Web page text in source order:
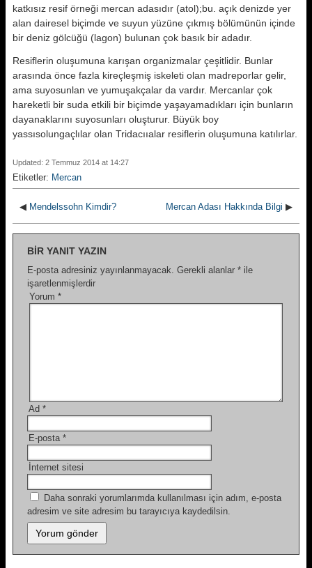
katkısız resif örneği mercan adasıdır (atol);bu. açık denizde yer
alan dairesel biçimde ve suyun yüzü­ne çıkmış bölümünün içinde
bir deniz gölcüğü (lagon) bulunan çok basık bir adadır.
Resiflerin oluşumuna karışan organiz­malar çeşitlidir. Bunlar
arasında ön­ce fazla kireçleşmiş iskeleti olan madreporlar gelir,
ama suyosunlan ve yu­muşakçalar da vardır. Mercanlar çok
hareketli bir suda etkili bir biçimde yaşayamadıkları için bunların
daya­naklarını suyosunları oluşturur. Bü­yük boy
yassısolungaçlılar olan Tridacııalar resiflerin oluşumuna katı­lırlar.
Updated: 2 Temmuz 2014 at 14:27
Etiketler: Mercan
◀ Mendelssohn Kimdir? Mercan Adası Hakkında Bilgi ▶
BIR YANIT YAZIN
E-posta adresiniz yayınlanmayacak. Gerekli alanlar * ile
işaretlenmişlerdir
Yorum *
Ad *
E-posta *
İnternet sitesi
Daha sonraki yorumlarımda kullanılması için adım, e-posta
adresim ve site adresim bu tarayıcıya kaydedilsin.